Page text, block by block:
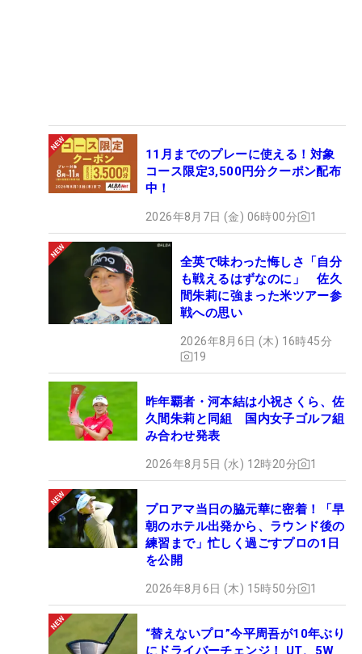
11月までのプレーに使える！対象
コース限定3,500円分クーポン配布
中！
2026年8月7日 (金) 06時00分 1
全英で味わった悔しさ「自分
も戦えるはずなのに」 佐久
間朱莉に強まった米ツアー参
戦への思い
2026年8月6日 (木) 16時45分
19
昨年覇者・河本結は小祝さくら、佐
久間朱莉と同組 国内女子ゴルフ組
み合わせ発表
2026年8月5日 (水) 12時20分 1
プロアマ当日の脇元華に密着！「早
朝のホテル出発から、ラウンド後の
練習まで」忙しく過ごすプロの1日
を公開
2026年8月6日 (木) 15時50分 1
“替えないプロ”今平周吾が10年ぶり
にドライバーチェンジ！ UT、5W